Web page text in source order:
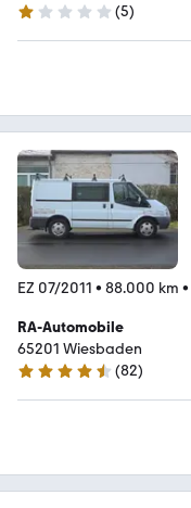
1 Stern
(5)
EZ 07/2011 • 88.000 km •
RA-Automobile
65201 Wiesbaden
4.5 Sterne
(82)